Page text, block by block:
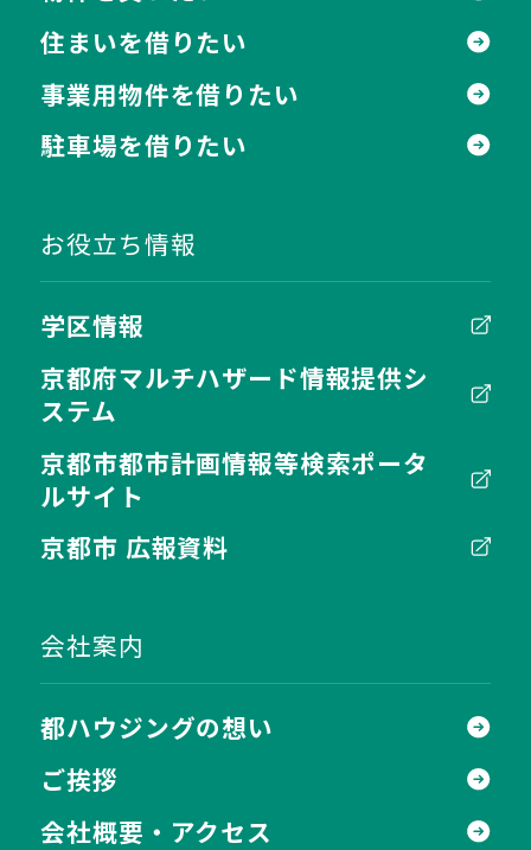
住まいを借りたい
事業用物件を借りたい
駐車場を借りたい
お役立ち情報
学区情報
京都府マルチハザード情報提供シ
ステム
京都市都市計画情報等検索ポータ
ルサイト
京都市 広報資料
会社案内
都ハウジングの想い
ご挨拶
会社概要・アクセス